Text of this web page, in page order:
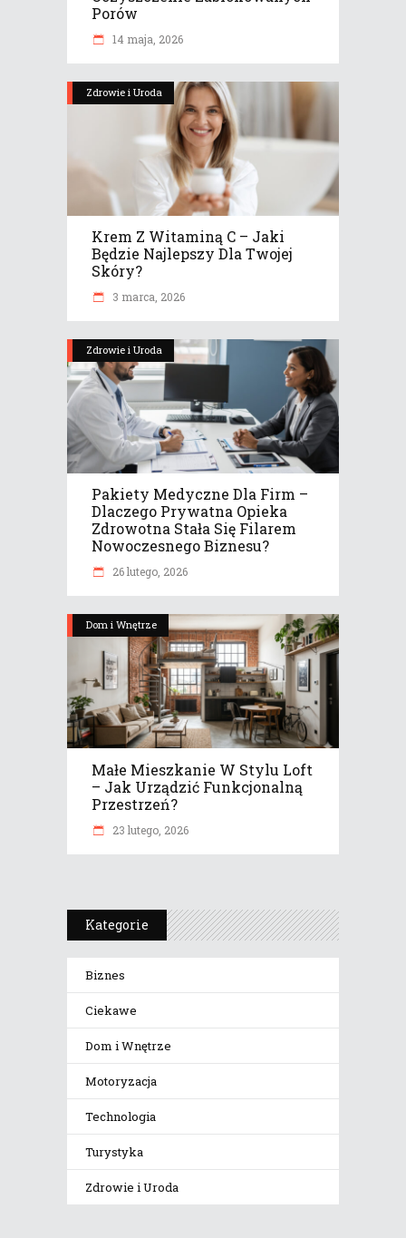
Porów
14 maja, 2026
Zdrowie i Uroda
Krem Z Witaminą C – Jaki
Będzie Najlepszy Dla Twojej
Skóry?
3 marca, 2026
Zdrowie i Uroda
Pakiety Medyczne Dla Firm –
Dlaczego Prywatna Opieka
Zdrowotna Stała Się Filarem
Nowoczesnego Biznesu?
26 lutego, 2026
Dom i Wnętrze
Małe Mieszkanie W Stylu Loft
– Jak Urządzić Funkcjonalną
Przestrzeń?
23 lutego, 2026
Kategorie
Biznes
Ciekawe
Dom i Wnętrze
Motoryzacja
Technologia
Turystyka
Zdrowie i Uroda